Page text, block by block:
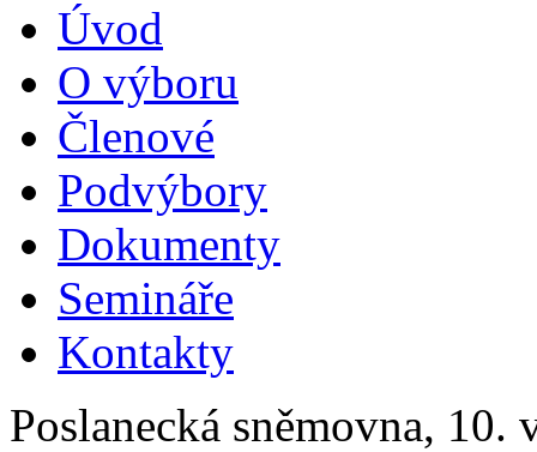
Úvod
O výboru
Členové
Podvýbory
Dokumenty
Semináře
Kontakty
Poslanecká sněmovna,